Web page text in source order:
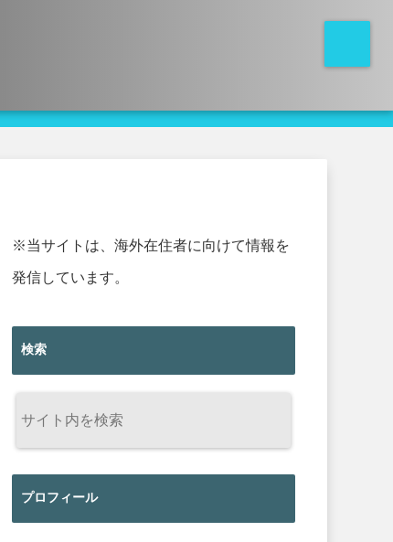
※当サイトは、海外在住者に向けて情報を
発信しています。
検索
プロフィール